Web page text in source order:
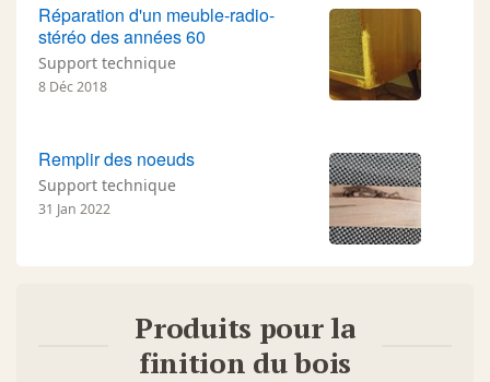
Réparation d'un meuble-radio-
stéréo des années 60
Support technique
8 Déc 2018
Remplir des noeuds
Support technique
31 Jan 2022
Produits pour la
finition du bois